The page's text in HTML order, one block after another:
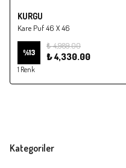
KURGU
Kare Puf 46 X 46
%13
₺ 4,989.00
₺ 4,330.00
1 Renk
Kategoriler